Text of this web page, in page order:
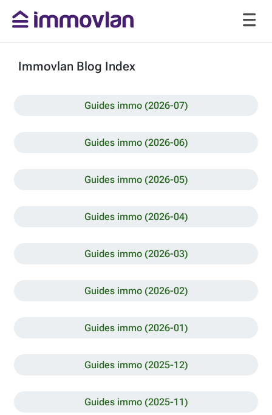
Immovlan Blog Index
Guides immo (2026-07)
Guides immo (2026-06)
Guides immo (2026-05)
Guides immo (2026-04)
Guides immo (2026-03)
Guides immo (2026-02)
Guides immo (2026-01)
Guides immo (2025-12)
Guides immo (2025-11)